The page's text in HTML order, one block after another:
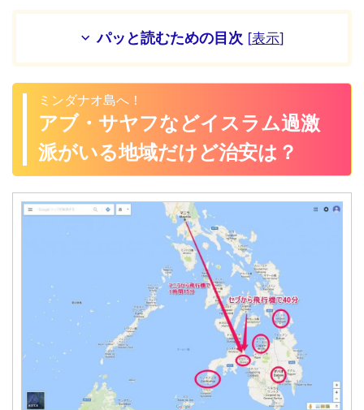
パッと読むための目次 [表示]
ミンダナオ島へ！
アブ・サヤフなどイスラム過激
派がいる地域だけど治安は？